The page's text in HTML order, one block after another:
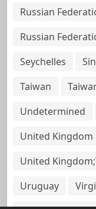
Russian
Russian
Seychelles
Taiwan
Undetermined
United Kingdom
United
Uruguay